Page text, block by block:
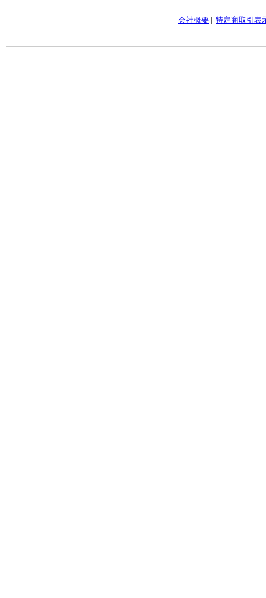
会社概要 | 特定商取引表